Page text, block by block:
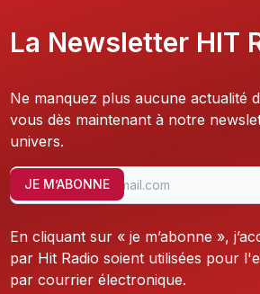
La Newsletter HIT
Ne manquez plus aucune actualité
vous dès maintenant à notre
univers.
JE M’ABONNE
En cliquant sur « je m’abonne »,
par Hit Radio soient utilisées pour
par courrier électronique.